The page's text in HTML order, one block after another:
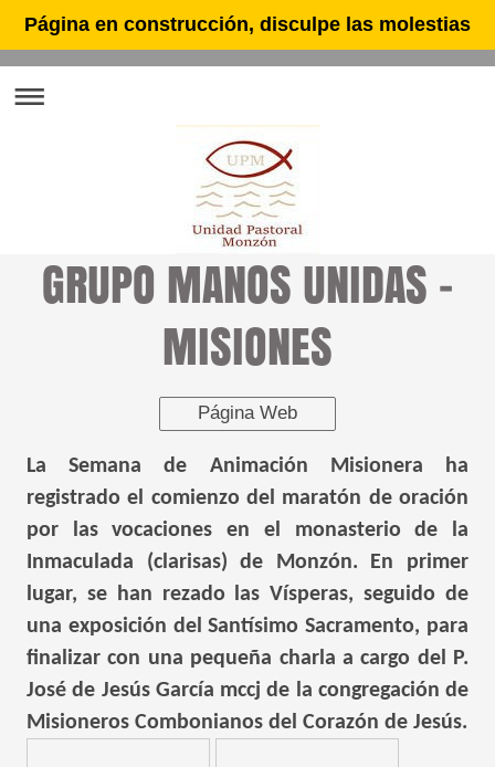
Página en construcción, disculpe las molestias
GRUPO MANOS UNIDAS -
MISIONES
Página Web
La Semana de Animación Misionera ha
registrado el comienzo del maratón de oración
por las vocaciones en el monasterio de la
Inmaculada (clarisas) de Monzón. En primer
lugar, se han rezado las Vísperas, seguido de
una exposición del Santísimo Sacramento, para
finalizar con una pequeña charla a cargo del P.
José de Jesús García mccj de la congregación de
Misioneros Combonianos del Corazón de Jesús.